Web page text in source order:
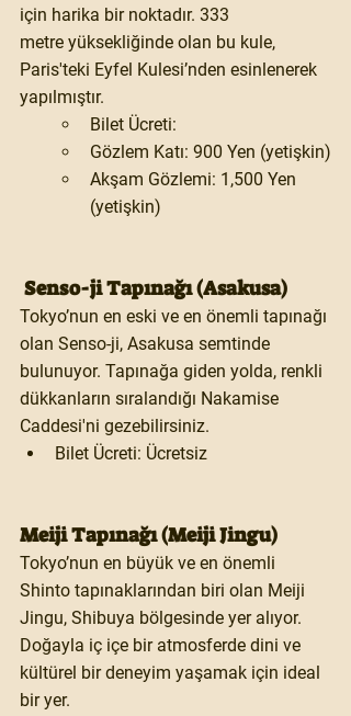
için harika bir noktadır. 333
metre yüksekliğinde olan bu kule,
Paris'teki Eyfel Kulesi’nden esinlenerek
yapılmıştır.
Bilet Ücreti:
Gözlem Katı: 900 Yen (yetişkin)
Akşam Gözlemi: 1,500 Yen
(yetişkin)
Senso-ji Tapınağı (Asakusa)
Tokyo’nun en eski ve en önemli tapınağı
olan Senso-ji, Asakusa semtinde
bulunuyor. Tapınağa giden yolda, renkli
dükkanların sıralandığı Nakamise
Caddesi'ni gezebilirsiniz.
Bilet Ücreti: Ücretsiz
Meiji Tapınağı (Meiji Jingu)
Tokyo’nun en büyük ve en önemli
Shinto tapınaklarından biri olan Meiji
Jingu, Shibuya bölgesinde yer alıyor.
Doğayla iç içe bir atmosferde dini ve
kültürel bir deneyim yaşamak için ideal
bir yer.